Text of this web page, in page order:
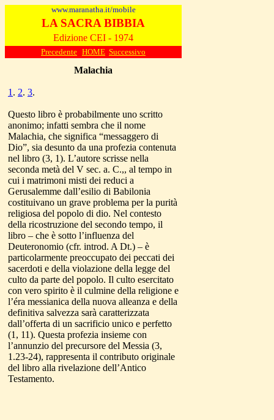
www.maranatha.it/mobile
LA SACRA BIBBIA
Edizione CEI - 1974
Precedente HOME Successivo
Malachia
1 . 2. 3.
Questo libro è probabilmente uno scritto
anonimo; infatti sembra che il nome
Malachia, che significa “messaggero di
Dio”, sia desunto da una profezia contenuta
nel libro (3, 1). L’autore scrisse nella
seconda metà del V sec. a. C.,, al tempo in
cui i matrimoni misti dei reduci a
Gerusalemme dall’esilio di Babilonia
costituivano un grave problema per la purità
religiosa del popolo di dio. Nel contesto
della ricostruzione del secondo tempo, il
libro – che è sotto l’influenza del
Deuteronomio (cfr. introd. A Dt.) – è
particolarmente preoccupato dei peccati dei
sacerdoti e della violazione della legge del
culto da parte del popolo. Il culto esercitato
con vero spirito è il culmine della religione e
l’éra messianica della nuova alleanza e della
definitiva salvezza sarà caratterizzata
dall’offerta di un sacrificio unico e perfetto
(1, 11). Questa profezia insieme con
l’annunzio del precursore del Messia (3,
1.23-24), rappresenta il contributo originale
del libro alla rivelazione dell’Antico
Testamento.